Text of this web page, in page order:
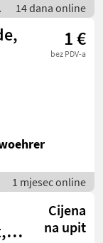
14 dana online
1 €
bez PDV-a
1 mjesec online
Cijena
na upit